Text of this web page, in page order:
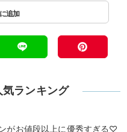
気ランキング
がお値段以上に優秀すぎる♡